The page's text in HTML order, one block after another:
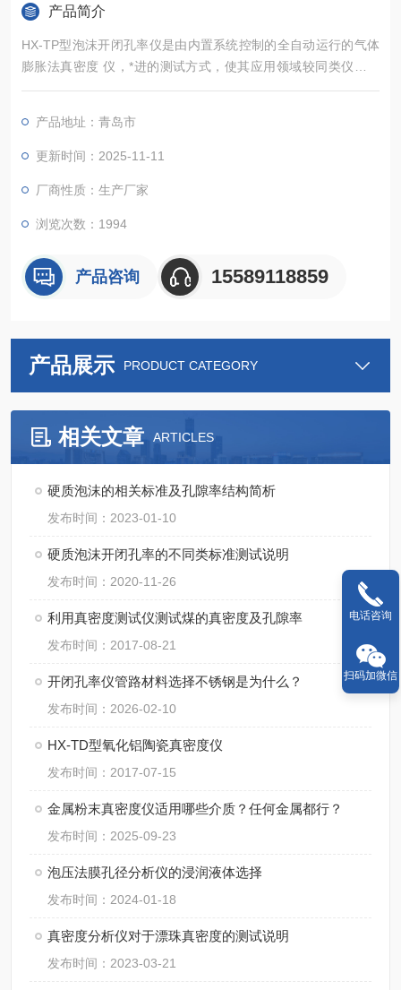
产品简介
HX-TP型泡沫开闭孔率仪是由内置系统控制的全自动运行的气体
膨胀法真密度 仪，*进的测试方式，使其应用领域较同类仪器更
广，能准确测定粉体、块状固体、浆状物质、泡沫等多种材料的
究机构、企业的材料分析检测实验室，为食品安全、新能源、新
材料、环保 、矿产等行业的材料检测提供重要的科学依据。
产品地址：青岛市
更新时间：2025-11-11
厂商性质：生产厂家
浏览次数：1994
产品咨询 15589118859
产品展示 PRODUCT CATEGORY
相关文章 ARTICLES
硬质泡沫的相关标准及孔隙率结构简析
发布时间：2023-01-10
硬质泡沫开闭孔率的不同类标准测试说明
发布时间：2020-11-26
利用真密度测试仪测试煤的真密度及孔隙率
发布时间：2017-08-21
开闭孔率仪管路材料选择不锈钢是为什么？
发布时间：2026-02-10
HX-TD型氧化铝陶瓷真密度仪
发布时间：2017-07-15
金属粉末真密度仪适用哪些介质？任何金属都行？
发布时间：2025-09-23
泡压法膜孔径分析仪的浸润液体选择
发布时间：2024-01-18
真密度分析仪对于漂珠真密度的测试说明
发布时间：2023-03-21
电话咨询
扫码加微信